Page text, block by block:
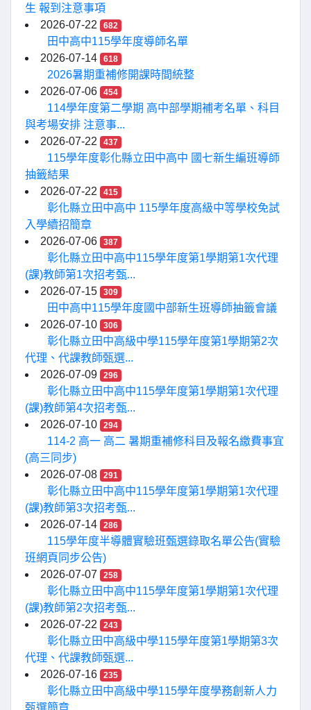
生 報到注意事項
2026-07-22
682
田中高中115學年度導師名單
2026-07-14
618
2026暑期重補修開課時間統整
2026-07-06
454
114學年度第二學期 高中部學期補考名單、科目
與考場安排 注意事...
2026-07-22
437
115學年度彰化縣立田中高中 國七新生編班導師
抽籤結果
2026-07-22
415
彰化縣立田中高中 115學年度高級中等學校免試
入學續招簡章
2026-07-06
387
彰化縣立田中高中115學年度第1學期第1次代理
(課)教師第1次招考甄...
2026-07-15
309
田中高中115學年度國中部新生班導師抽籤會議
2026-07-10
306
彰化縣立田中高級中學115學年度第1學期第2次
代理、代課教師甄選...
2026-07-09
296
彰化縣立田中高中115學年度第1學期第1次代理
(課)教師第4次招考甄...
2026-07-10
294
114-2 高一 高二 暑期重補修科目及報名繳費事宜
(高三同步)
2026-07-08
291
彰化縣立田中高中115學年度第1學期第1次代理
(課)教師第3次招考甄...
2026-07-14
286
115學年度半導體實驗班甄選錄取名單公告(實驗
班網頁同步公告)
2026-07-07
258
彰化縣立田中高中115學年度第1學期第1次代理
(課)教師第2次招考甄...
2026-07-22
243
彰化縣立田中高級中學115學年度第1學期第3次
代理、代課教師甄選...
2026-07-16
235
彰化縣立田中高級中學115學年度學務創新人力
甄選簡章